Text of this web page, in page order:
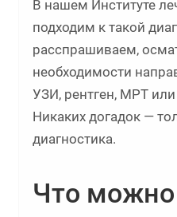
В нашем Институте
подходим к такой
расспрашиваем,
необходимости
УЗИ, рентген, МРТ
Никаких догадок —
диагностика.
Что можно